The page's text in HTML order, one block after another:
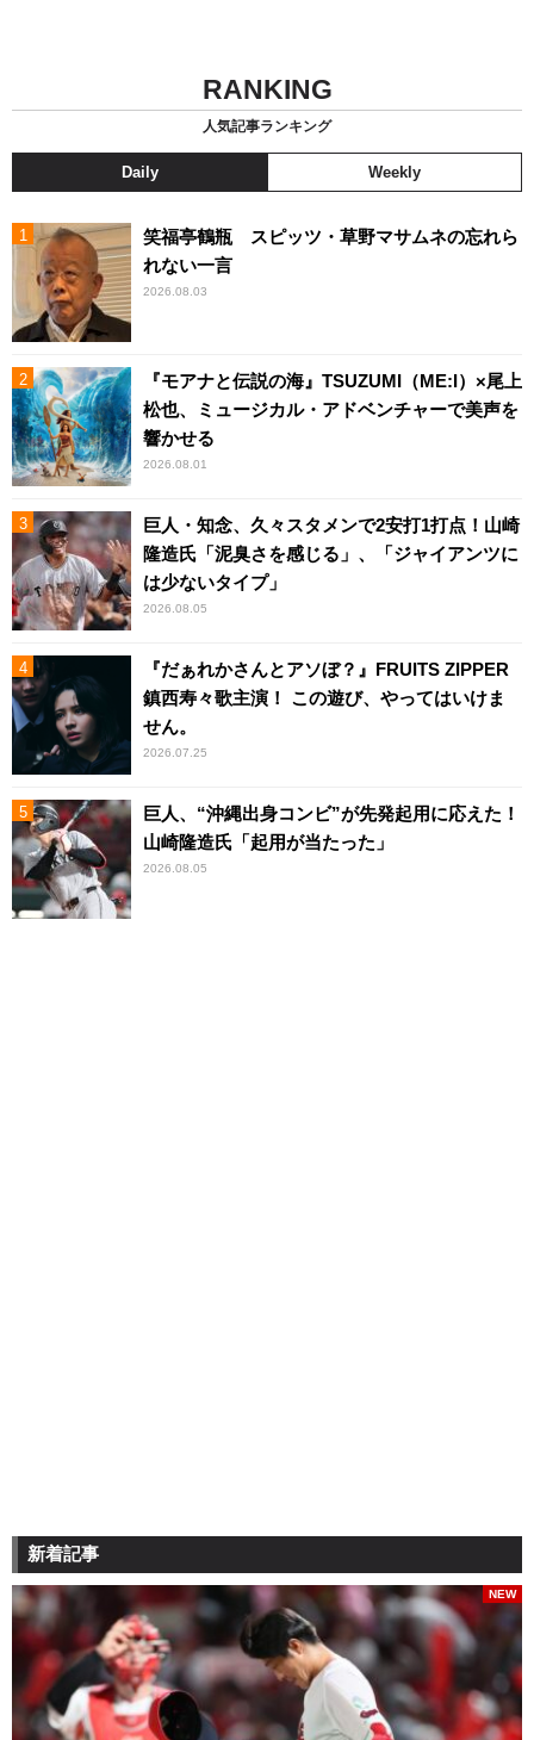
RANKING
人気記事ランキング
Daily Weekly
笑福亭鶴瓶 スピッツ・草野マサムネの忘れら
れない一言
2026.08.03
『モアナと伝説の海』TSUZUMI（ME:I）×尾上
松也、ミュージカル・アドベンチャーで美声を
響かせる
2026.08.01
巨人・知念、久々スタメンで2安打1打点！山崎
隆造氏「泥臭さを感じる」、「ジャイアンツに
は少ないタイプ」
2026.08.05
『だぁれかさんとアソぼ？』FRUITS ZIPPER
鎮西寿々歌主演！ この遊び、やってはいけま
せん。
2026.07.25
巨人、“沖縄出身コンビ”が先発起用に応えた！
山崎隆造氏「起用が当たった」
2026.08.05
新着記事
NEW